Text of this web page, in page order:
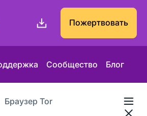
Tor Пожертвовать
Сообщество Блог
Браузер Tor